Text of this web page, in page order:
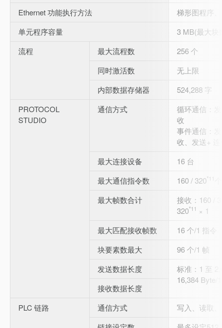
Ethernet 功能执行方法
梯形图程序
单元程序容量
3 MB(最大块
流程
最大流程数
256 个
同时激活数
无上限
内部数据存储器
524,288 字
PROTOCOL
STUDIO
通信方式
循环通信：
收
事件通信：
收、发送+
最大连接设备
16 台
最大通信指令数
160 / 320*11
最大帧数合计
接收：160 /
320*11 × 1
最大匹配接收帧数
16 个/1 指令
块要素数最大
96 个/1 帧
发送数据长度
标准：1 至
16,384 Byte/
接收数据长度
PLC 链路
通信方式
写入、读取